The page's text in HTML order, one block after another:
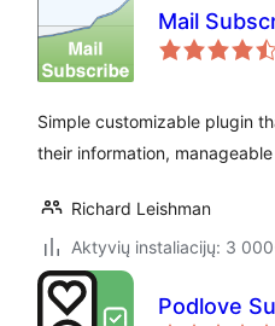
Mail
Simple customizable plugin
their information,
Richard Leishman
Aktyvių instaliacijų: 3
Podlove